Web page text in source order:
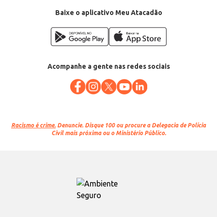
Baixe o aplicativo Meu Atacadão
Acompanhe a gente nas redes sociais
Racismo é crime. Denuncie. Disque 100 ou procure a Delegacia de Polícia
Civil mais próxima ou o Ministério Público.